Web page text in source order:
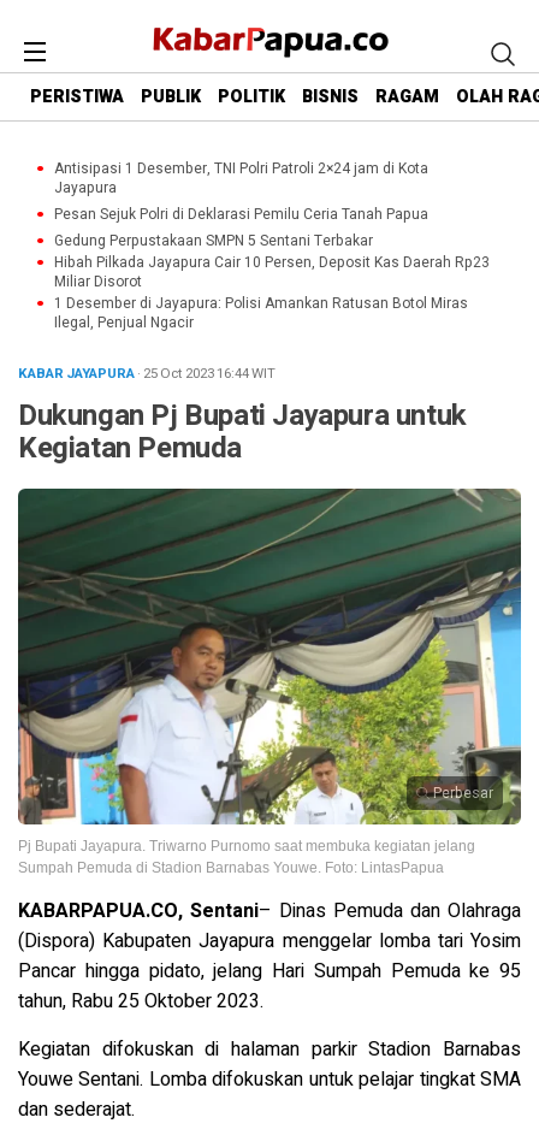
PERISTIWA PUBLIK POLITIK BISNIS RAGAM OLAH
Antisipasi 1 Desember, TNI Polri Patroli 2×24 jam di Kota
Jayapura
Pesan Sejuk Polri di Deklarasi Pemilu Ceria Tanah Papua
Gedung Perpustakaan SMPN 5 Sentani Terbakar
Hibah Pilkada Jayapura Cair 10 Persen, Deposit Kas Daerah Rp23
Miliar Disorot
1 Desember di Jayapura: Polisi Amankan Ratusan Botol Miras
Ilegal, Penjual Ngacir
KABAR JAYAPURA· 25 Oct 202316:44WIT
Dukungan Pj Bupati Jayapura untuk
Kegiatan Pemuda
Perbesar
Pj Bupati Jayapura. Triwarno Purnomo saat membuka kegiatan jelang
Sumpah Pemuda di Stadion Barnabas Youwe. Foto: LintasPapua
KABARPAPUA.CO, Sentani– Dinas Pemuda dan Olahraga
(Dispora) Kabupaten Jayapura menggelar lomba tari Yosim
Pancar hingga pidato, jelang Hari Sumpah Pemuda ke 95
tahun, Rabu 25 Oktober 2023.
Kegiatan difokuskan di halaman parkir Stadion Barnabas
Youwe Sentani. Lomba difokuskan untuk pelajar tingkat SMA
dan sederajat.